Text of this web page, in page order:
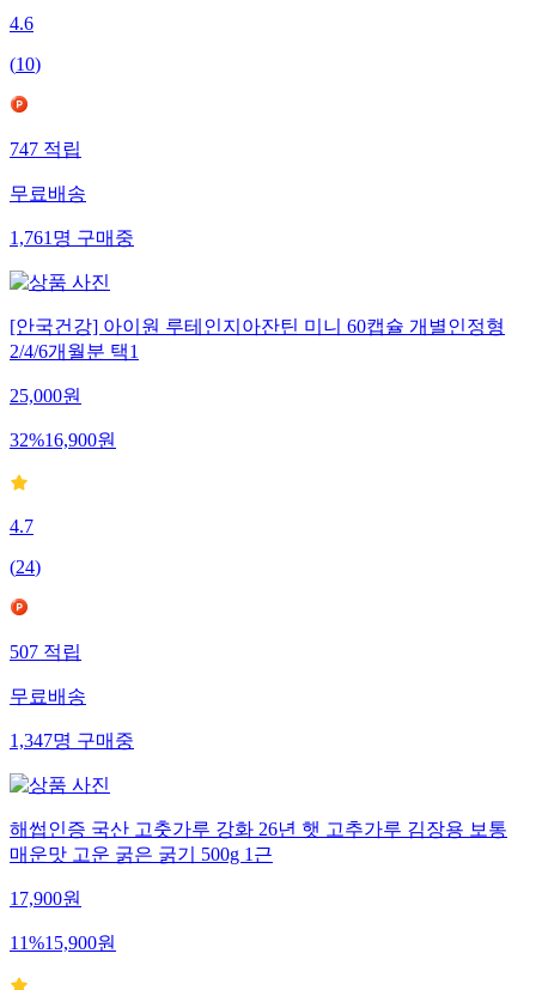
4.6
(10)
747적립
무료배송
1,761명구매중
[안국건강] 아이원 루테인지아잔틴 미니 60캡슐 개별인정형
2/4/6개월분 택1
25,000원
32%16,900원
4.7
(24)
507적립
무료배송
1,347명구매중
해썹인증 국산 고춧가루 강화 26년 햇 고추가루 김장용 보통
매운맛 고운 굵은 굵기 500g 1근
17,900원
11%15,900원